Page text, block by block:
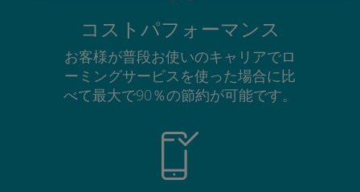
コストパフォーマンス
お客様が普段お使いのキャリアでロ
ーミングサービスを使った場合に比
べて最大で90％の節約が可能です。